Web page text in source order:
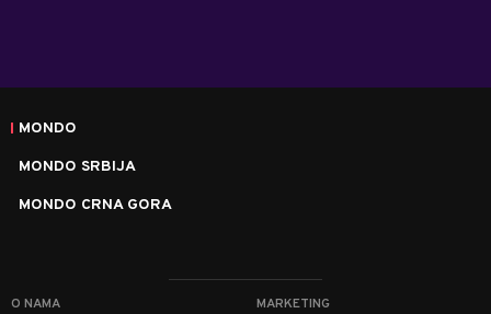
MONDO
MONDO SRBIJA
MONDO CRNA GORA
O NAMA MARKETING